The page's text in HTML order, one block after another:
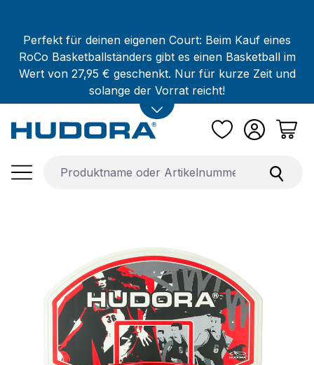
Perfekt für deinen eigenen Court: Beim Kauf eines
RoCo Basketballständers gibt es einen Basketball im
Wert von 27,95 € geschenkt. Nur für kurze Zeit und
solange der Vorrat reicht!